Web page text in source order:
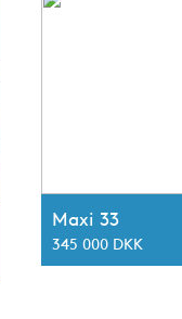
Maxi 33
345 000 DKK